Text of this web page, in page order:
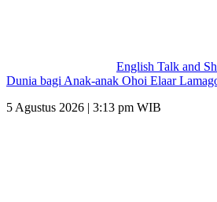
English Talk and
Dunia bagi Anak-anak Ohoi Elaar
5 Agustus 2026 | 3:13 pm WIB